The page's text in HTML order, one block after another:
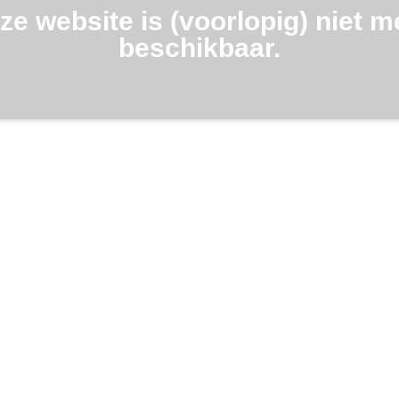
website is (voorlopig) niet
beschikbaar.